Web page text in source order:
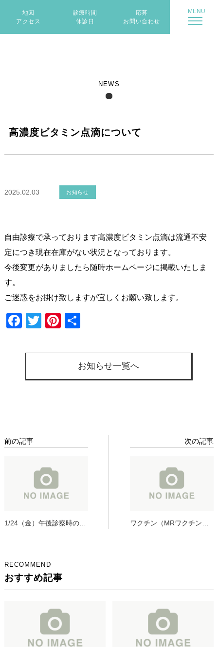
地図
アクセス
診療時間
休診日
応募
お問い合わせ
高濃度ビタミン点滴について
NEWS
2025.02.03 お知らせ
自由診療で承っております高濃度ビタミン点滴は流通不安
定につき現在在庫がない状況となっております。
今後変更がありましたら随時ホームページに掲載いたしま
す。
ご迷惑をお掛け致しますが宜しくお願い致します。
Facebook
TwitterPinterest
お知らせ一覧へ
前の記事
1/24（金）午後診察時の検
次の記事
ワクチン（MRワクチン・
RECOMMEND
おすすめ記事